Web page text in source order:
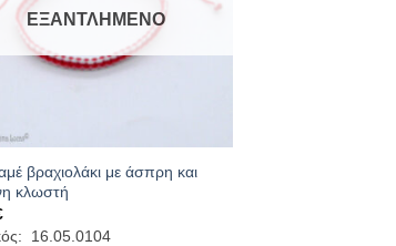
ΕΞΑΝΤΛΗΜΈΝΟ
βραχιολάκι με άσπρη και
κλωστή
16.05.0104